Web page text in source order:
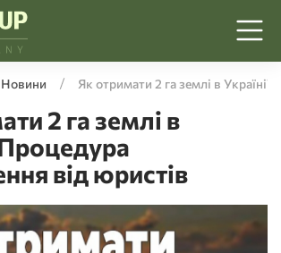
Новини Як отримати 2 га землі в
2 га землі в
від юристів